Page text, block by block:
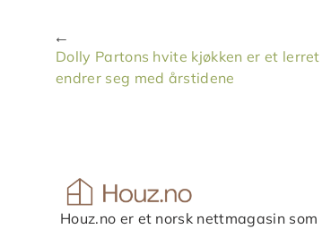
Dolly Partons hvite kjøkken er et lerret
endrer seg med årstidene
Houz.no er et norsk nettmagasin